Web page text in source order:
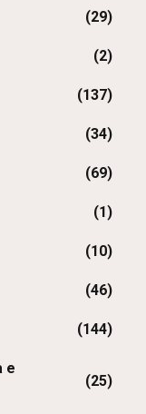
(29)
(2)
(137)
(34)
(69)
(1)
(10)
(46)
(144)
e
(25)